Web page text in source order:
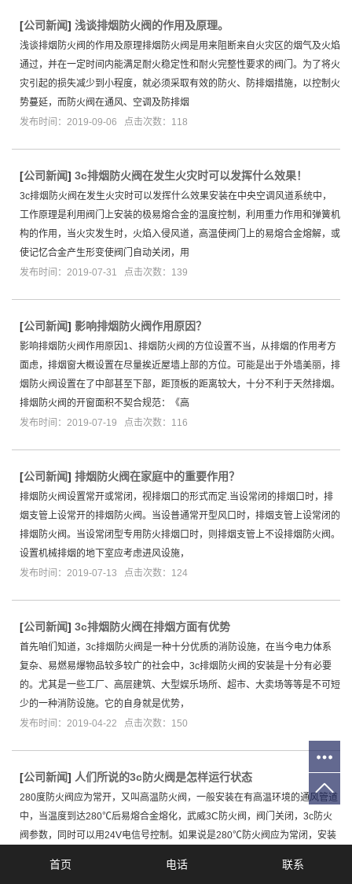
[公司新闻] 浅谈排烟防火阀的作用及原理。
浅谈排烟防火阀的作用及原理排烟防火阀是用来阻断来自火灾区的烟气及火焰
通过，并在一定时间内能满足耐火稳定性和耐火完整性要求的阀门。为了将火
灾引起的损失减少到小程度，就必须采取有效的防火、防排烟措施，以控制火
势蔓延，而防火阀在通风、空调及防排烟
发布时间：2019-09-06 点击次数：118
[公司新闻] 3c排烟防火阀在发生火灾时可以发挥什么效果！
3c排烟防火阀在发生火灾时可以发挥什么效果安装在中央空调风道系统中，
工作原理是利用阀门上安装的极易熔合金的温度控制，利用重力作用和弹簧机
构的作用，当火灾发生时，火焰入侵风道，高温使阀门上的易熔合金熔解，或
使记忆合金产生形变使阀门自动关闭，用
发布时间：2019-07-31 点击次数：139
[公司新闻] 影响排烟防火阀作用原因？
影响排烟防火阀作用原因1、排烟防火阀的方位设置不当，从排烟的作用考方
面虑，排烟窗大概设置在尽量挨近屋墙上部的方位。可能是出于外墙美丽，排
烟防火阀设置在了中部甚至下部，距顶板的距离较大，十分不利于天然排烟。
排烟防火阀的开窗面积不契合规范：《高
发布时间：2019-07-19 点击次数：116
[公司新闻] 排烟防火阀在家庭中的重要作用？
排烟防火阀设置常开或常闭，视排烟口的形式而定.当设常闭的排烟口时，排
烟支管上设常开的排烟防火阀。当设普通常开型风口时，排烟支管上设常闭的
排烟防火阀。当设常闭型专用防火排烟口时，则排烟支管上不设排烟防火阀。
设置机械排烟的地下室应考虑进风设施，
发布时间：2019-07-13 点击次数：124
[公司新闻] 3c排烟防火阀在排烟方面有优势
首先咱们知道，3c排烟防火阀是一种十分优质的消防设施，在当今电力体系
复杂、易燃易爆物品较多较广的社会中，3c排烟防火阀的安装是十分有必要
的。尤其是一些工厂、高层建筑、大型娱乐场所、超市、大卖场等等是不可短
少的一种消防设施。它的自身就是优势，
发布时间：2019-04-22 点击次数：150
[公司新闻] 人们所说的3c防火阀是怎样运行状态
280度防火阀应为常开，又叫高温防火阀，一般安装在有高温环境的通风管道
中，当温度到达280℃后易熔合金熔化，武威3C防火阀，阀门关闭，3c防火
阀参数，同时可以用24V电信号控制。如果说是280℃防火阀应为常闭，安装
发布时间：2019-03-12 点击次数：108
首页 电话 联系